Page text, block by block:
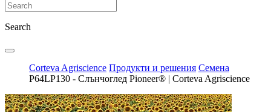
Search
Corteva Agriscience Продукти и решения Семена
P64LР130 - Слънчоглед Pioneer® | Corteva Agriscience